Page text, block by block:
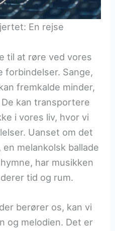
En rejse
til at røre ved vores
forbindelser. Sange,
fremkalde minder,
kan transportere
i vores liv, hvor vi
Uanset om det
melankolsk ballade
har musikken
tid og rum.
berører os, kan vi
og melodien. Det er